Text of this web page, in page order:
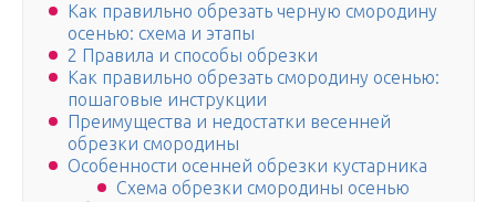
Как правильно обрезать черную смородину
осенью: схема и этапы
2 Правила и способы обрезки
Как правильно обрезать смородину осенью:
пошаговые инструкции
Преимущества и недостатки весенней
обрезки смородины
Особенности осенней обрезки кустарника
Схема обрезки смородины осенью